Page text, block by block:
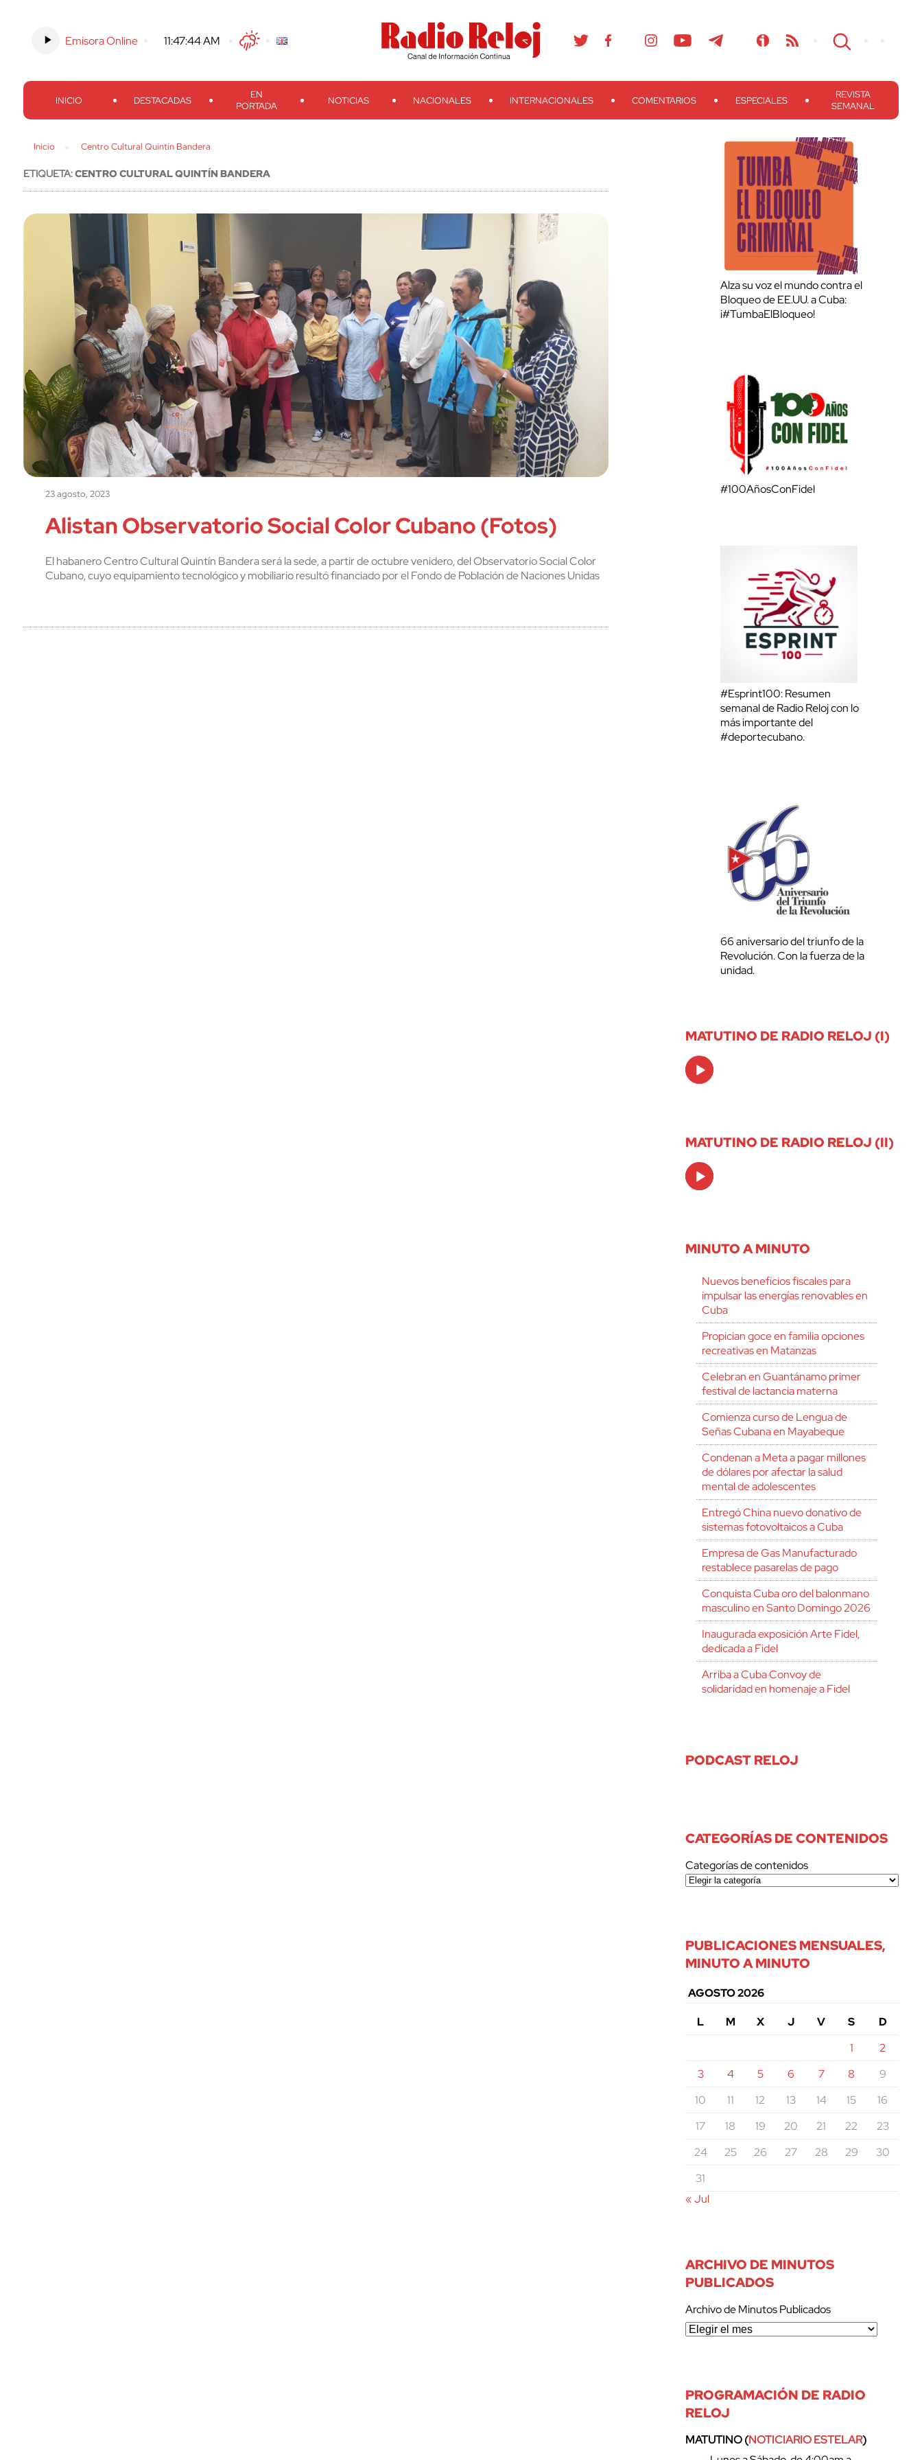
Emisora Online -11:47:45 AM TwitterFacebook
Threads
Instagram TelegramTeveo Ivoox RSS Search
INICIO DESTACADAS
EN
PORTADA
NOTICIAS NACIONALES INTERNACIONALES COMENTARIOS ESPECIALES
REVISTA
SEMANAL
Inicio Centro Cultural Quintín Bandera
ETIQUETA:CENTRO CULTURAL QUINTÍN BANDERA
23 agosto, 2023
Alistan Observatorio Social Color Cubano (Fotos)
El habanero Centro Cultural Quintín Bandera será la sede, a partir de octubre venidero, del Observatorio Social Color
Cubano, cuyo equipamiento tecnológico y mobiliario resultó financiado por el Fondo de Población de Naciones Unidas
Alza su voz el mundo contra el
Bloqueo de EE.UU. a Cuba:
¡#TumbaElBloqueo!
#100AñosConFidel
#Esprint100: Resumen
semanal de Radio Reloj con lo
más importante del
#deportecubano.
66 aniversario del triunfo de la
Revolución. Con la fuerza de la
unidad.
MATUTINO DE RADIO RELOJ (I)
Audio
Player
MATUTINO DE RADIO RELOJ (II)
Audio
Player
MINUTO A MINUTO
Nuevos beneficios fiscales para
impulsar las energías renovables en
Cuba
Propician goce en familia opciones
recreativas en Matanzas
Celebran en Guantánamo primer
festival de lactancia materna
Comienza curso de Lengua de
Señas Cubana en Mayabeque
Condenan a Meta a pagar millones
de dólares por afectar la salud
mental de adolescentes
Entregó China nuevo donativo de
sistemas fotovoltaicos a Cuba
Empresa de Gas Manufacturado
restablece pasarelas de pago
Conquista Cuba oro del balonmano
masculino en Santo Domingo 2026
Inaugurada exposición Arte Fidel,
dedicada a Fidel
Arriba a Cuba Convoy de
solidaridad en homenaje a Fidel
PODCAST RELOJ
CATEGORÍAS DE CONTENIDOS
Categorías de contenidos
PUBLICACIONES MENSUALES,
MINUTO A MINUTO
AGOSTO 2026
L
M X J V S
D
1
2
3
4 5 6 7 8
9
10
11 12 13 14 15
16
17
18 19 20 21 22
23
24
25 26 27 28 29
30
31
« Jul
ARCHIVO DE MINUTOS
PUBLICADOS
Archivo de Minutos Publicados
PROGRAMACIÓN DE RADIO
RELOJ
MATUTINO (NOTICIARIO ESTELAR)